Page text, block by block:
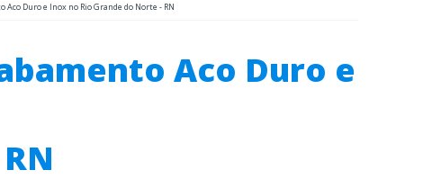
Duro e Inox no Rio Grande do Norte - RN
Aco Duro e